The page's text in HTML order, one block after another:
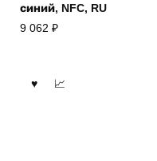
синий, NFC, RU
9 062 ₽